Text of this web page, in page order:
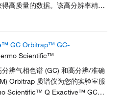
高质量的数据。该高分辨率精确
分析，科学家能够轻松获取信息丰
结果。
GC Orbitrap™ GC-
Scientific™
辨气相色谱 (GC) 和高分辨/准确
Orbitrap 质谱仪为您的实验室服
Scientific™ Q Exactive™ GC